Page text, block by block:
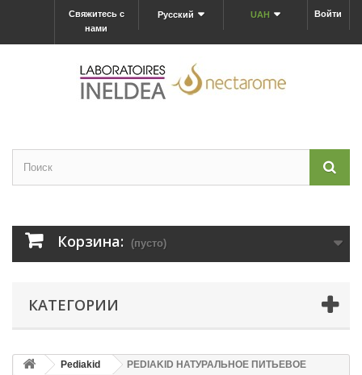
Войти
UAH
Русский
Свяжитесь с
нами
Корзина: (пусто)
КАТЕГОРИИ
Pediakid
PEDIAKID НАТУРАЛЬНОЕ ПИТЬЕВОЕ